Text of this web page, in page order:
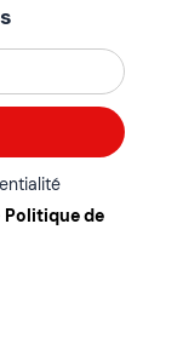
Politique de